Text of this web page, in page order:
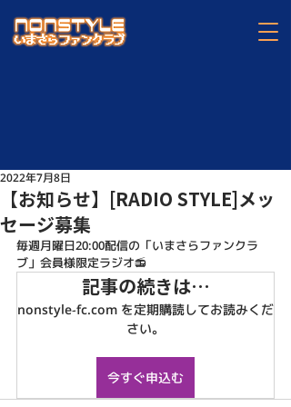
【お知らせ】[RADIO STYLE]メッ
セージ募集
2022年7月8日
毎週月曜日20:00配信の「いまさらファンクラ
ブ」会員様限定ラジオ📻
記事の続きは…
nonstyle-fc.com を定期購読してお読みくだ
さい。
今すぐ申込む